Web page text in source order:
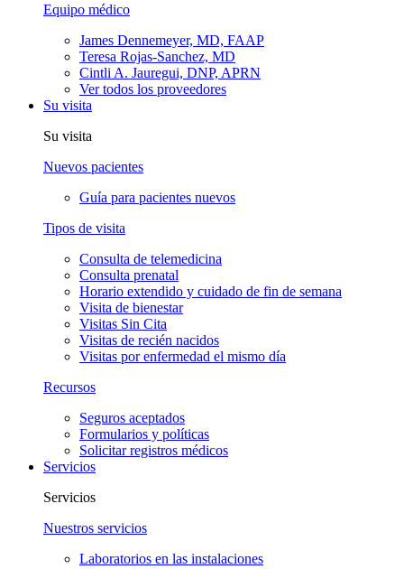
Equipo médico
James Dennemeyer, MD, FAAP
Teresa Rojas-Sanchez, MD
Cintli A. Jauregui, DNP, APRN
Ver todos los proveedores
Su visita
Su visita
Nuevos pacientes
Guía para pacientes nuevos
Tipos de visita
Consulta de telemedicina
Consulta prenatal
Horario extendido y cuidado de fin de semana
Visita de bienestar
Visitas Sin Cita
Visitas de recién nacidos
Visitas por enfermedad el mismo día
Recursos
Seguros aceptados
Formularios y políticas
Solicitar registros médicos
Servicios
Servicios
Nuestros servicios
Laboratorios en las instalaciones